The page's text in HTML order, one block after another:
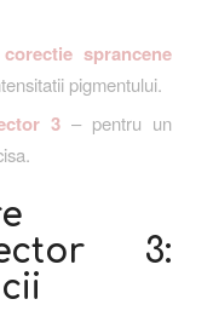
corectie sprancene
pigmentului.
3 – pentru un
3: